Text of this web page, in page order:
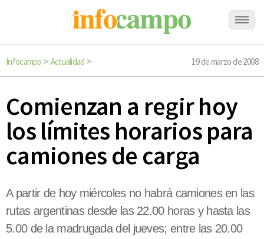
Infocampo > Actualidad > 19 de marzo de 2008
Comienzan a regir hoy
los límites horarios para
camiones de carga
A partir de hoy miércoles no habrá camiones en las
rutas argentinas desde las 22.00 horas y hasta las
5.00 de la madrugada del jueves; entre las 20.00